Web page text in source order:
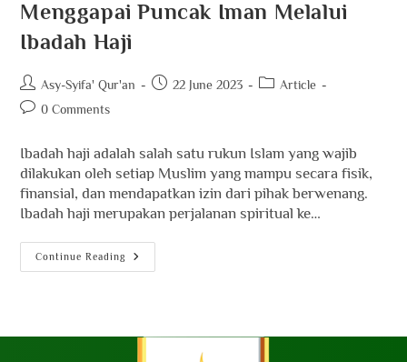
Menggapai Puncak Iman Melalui
Ibadah Haji
Asy-Syifa' Qur'an 22 June 2023
Article
0 Comments
Ibadah haji adalah salah satu rukun Islam yang wajib
dilakukan oleh setiap Muslim yang mampu secara fisik,
finansial, dan mendapatkan izin dari pihak berwenang.
Ibadah haji merupakan perjalanan spiritual ke…
Continue Reading